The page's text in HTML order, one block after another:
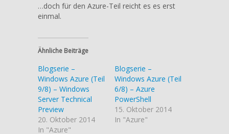
…doch für den Azure-Teil reicht es es erst
einmal.
Ähnliche Beiträge
Blogserie –
Windows Azure (Teil
9/8) – Windows
Server Technical
Preview
20. Oktober 2014
In "Azure"
Blogserie –
Windows Azure (Teil
6/8) – Azure
PowerShell
15. Oktober 2014
In "Azure"